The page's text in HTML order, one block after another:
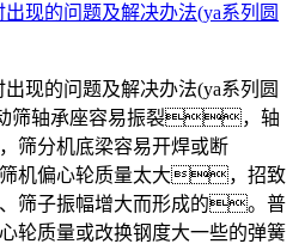
现的问题及解决办法(ya系列圆
现的问题及解决办法(ya系列圆
筛轴承座容易振裂，轴
分机底梁容易开焊或断
偏心轮质量太大，招致
子振幅增大而形成的。普
轮质量或改换钢度大一些的弹簧